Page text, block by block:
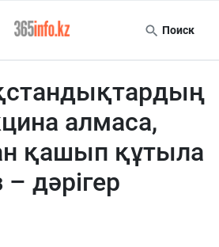
Поиск
алмаса,
қашып құтыла
дәрігер